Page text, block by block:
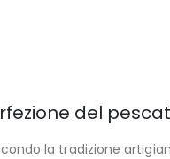
del
la tradizione